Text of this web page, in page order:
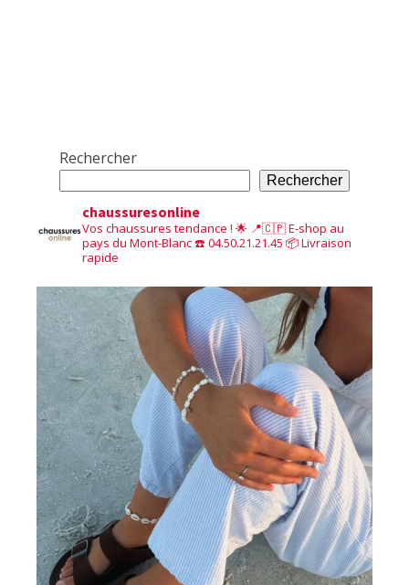
Rechercher
Rechercher
chaussuresonline
Vos chaussures tendance ! 🌟 📍🇨🇵 E-shop au
pays du Mont-Blanc☎️ 04.50.21.21.45 📦 Livraison
rapide